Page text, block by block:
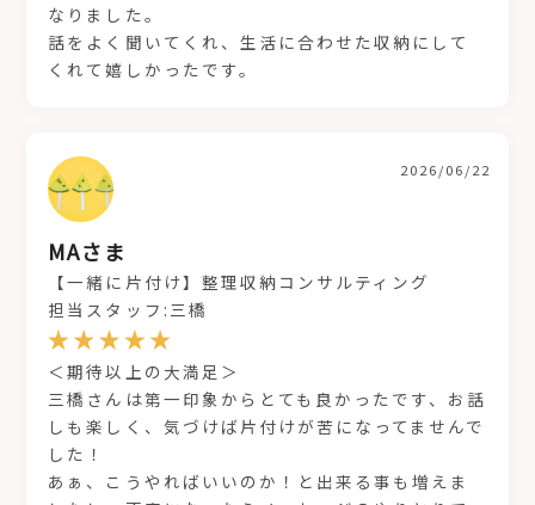
なりました。
話をよく聞いてくれ、生活に合わせた収納にして
くれて嬉しかったです。
MAさま
2026/06/22
【一緒に片付け】整理収納コンサルティング
担当スタッフ:三橋
＜期待以上の大満足＞
三橋さんは第一印象からとても良かったです、お話
しも楽しく、気づけば片付けが苦になってませんで
した！
あぁ、こうやればいいのか！と出来る事も増えま